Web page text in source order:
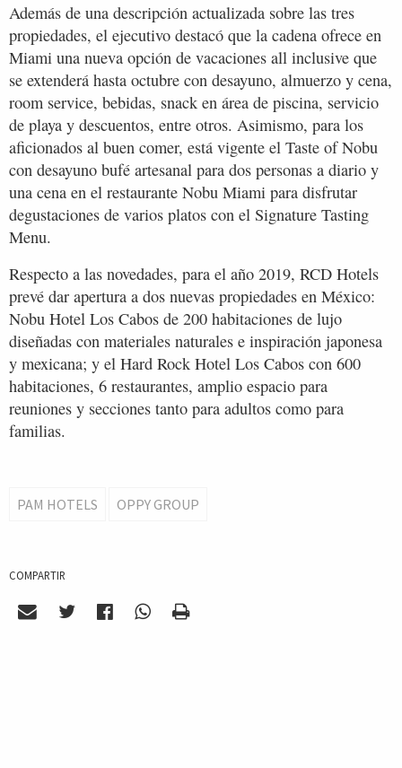
Además de una descripción actualizada sobre las tres
propiedades, el ejecutivo destacó que la cadena ofrece en
Miami una nueva opción de vacaciones all inclusive que
se extenderá hasta octubre con desayuno, almuerzo y cena,
room service, bebidas, snack en área de piscina, servicio
de playa y descuentos, entre otros. Asimismo, para los
aficionados al buen comer, está vigente el Taste of Nobu
con desayuno bufé artesanal para dos personas a diario y
una cena en el restaurante Nobu Miami para disfrutar
degustaciones de varios platos con el Signature Tasting
Menu.
Respecto a las novedades, para el año 2019, RCD Hotels
prevé dar apertura a dos nuevas propiedades en México:
Nobu Hotel Los Cabos de 200 habitaciones de lujo
diseñadas con materiales naturales e inspiración japonesa
y mexicana; y el Hard Rock Hotel Los Cabos con 600
habitaciones, 6 restaurantes, amplio espacio para
reuniones y secciones tanto para adultos como para
familias.
PAM HOTELS OPPY GROUP
COMPARTIR